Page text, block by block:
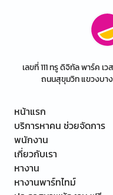
เลขที่ 111 ทรู ดิจิทัล พาร์ค
ถนนสุขุมวิท แขวงบา
หน้าแรก
บริการหาคน ช่วยจัดการ
พนักงาน
เกี่ยวกับเรา
หางาน
หางานพาร์ทไทม์